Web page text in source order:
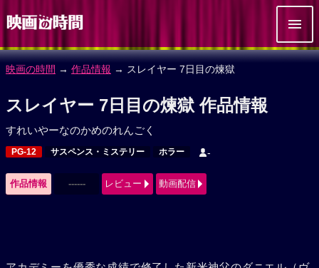
映画の時間 → 作品情報 → スレイヤー 7日目の煉獄
スレイヤー 7日目の煉獄 作品情報
すれいやーなのかめのれんごく
PG-12 サスペンス・ミステリー ホラー -
作品情報 ------ レビュー 動画配信